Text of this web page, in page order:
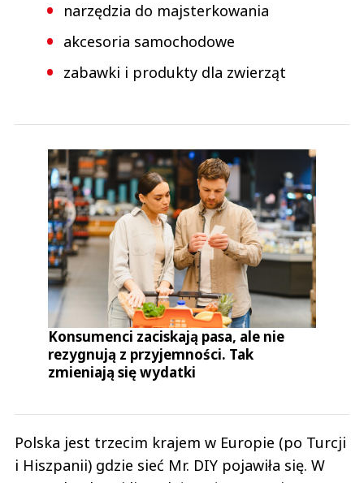
narzędzia do majsterkowania
akcesoria samochodowe
zabawki i produkty dla zwierząt
Konsumenci zaciskają pasa, ale nie
rezygnują z przyjemności. Tak
zmieniają się wydatki
Polska jest trzecim krajem w Europie (po Turcji
i Hiszpanii) gdzie sieć Mr. DIY pojawiła się. W